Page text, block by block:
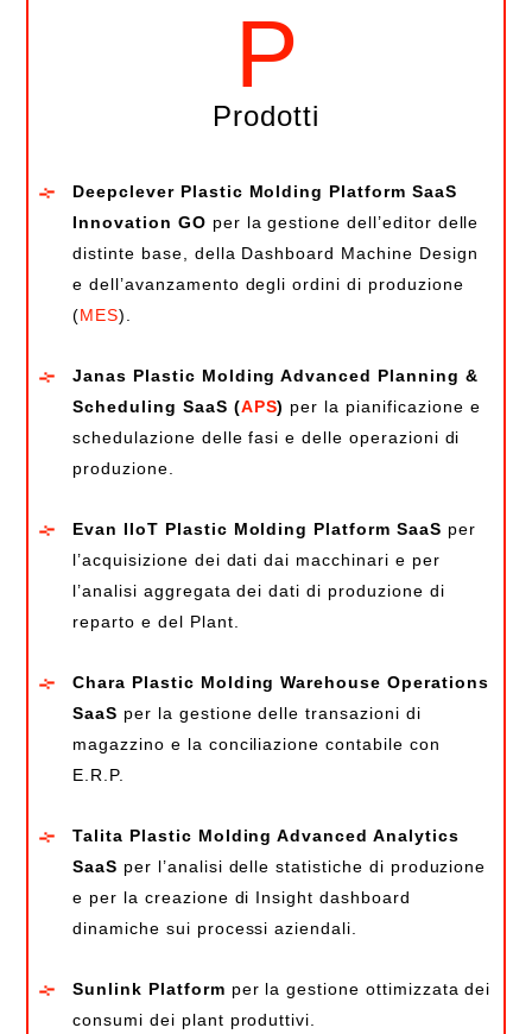
P
Prodotti
Deepclever Plastic Molding Platform SaaS
Innovation GO per la gestione dell’editor delle
distinte base, della Dashboard Machine Design
e dell’avanzamento degli ordini di produzione
(MES).
Janas Plastic Molding Advanced Planning &
Scheduling SaaS (APS) per la pianificazione e
schedulazione delle fasi e delle operazioni di
produzione.
Evan IIoT Plastic Molding Platform SaaS per
l’acquisizione dei dati dai macchinari e per
l’analisi aggregata dei dati di produzione di
reparto e del Plant.
Chara Plastic Molding Warehouse Operations
SaaS per la gestione delle transazioni di
magazzino e la conciliazione contabile con
E.R.P.
Talita Plastic Molding Advanced Analytics
SaaS per l’analisi delle statistiche di produzione
e per la creazione di Insight dashboard
dinamiche sui processi aziendali.
Sunlink Platform per la gestione ottimizzata dei
consumi dei plant produttivi.